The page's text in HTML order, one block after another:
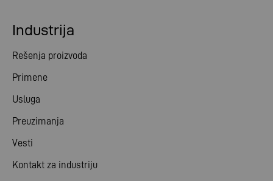
Industrija
Rešenja proizvoda
Primene
Usluga
Preuzimanja
Vesti
Kontakt za industriju